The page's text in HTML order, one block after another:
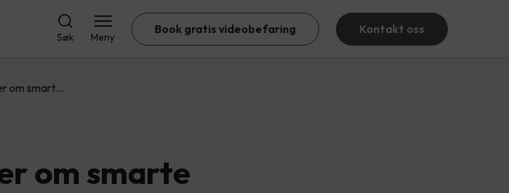
Søk Meny
Book gratis videobefaring Kontakt oss
om smart…
om smarte